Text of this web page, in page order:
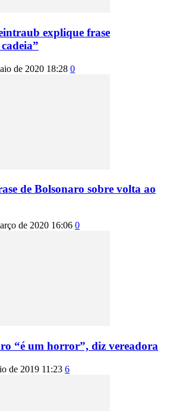
explique frase
de 2020 18:28 0
de Bolsonaro sobre volta ao
de 2020 16:06 0
“é um horror”, diz vereadora
de 2019 11:23 6